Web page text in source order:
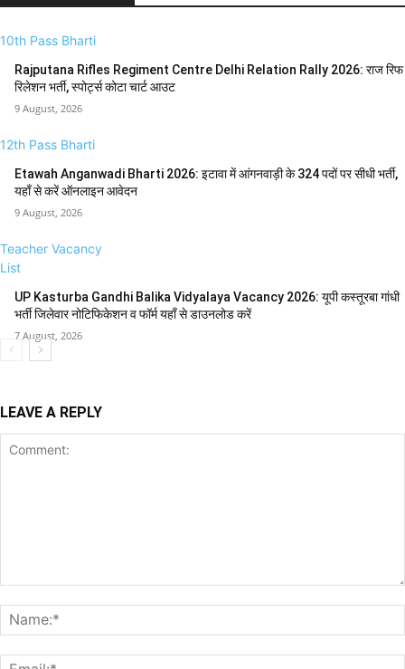
10th Pass Bharti
Rajputana Rifles Regiment Centre Delhi Relation Rally 2026: राज रिफ
रिलेशन भर्ती, स्पोर्ट्स कोटा चार्ट आउट
9 August, 2026
12th Pass Bharti
Etawah Anganwadi Bharti 2026: इटावा में आंगनवाड़ी के 324 पदों पर सीधी भर्ती,
यहाँ से करें ऑनलाइन आवेदन
9 August, 2026
Teacher Vacancy
List
UP Kasturba Gandhi Balika Vidyalaya Vacancy 2026: यूपी कस्तूरबा गांधी
भर्ती जिलेवार नोटिफिकेशन व फॉर्म यहाँ से डाउनलोड करें
7 August, 2026
LEAVE A REPLY